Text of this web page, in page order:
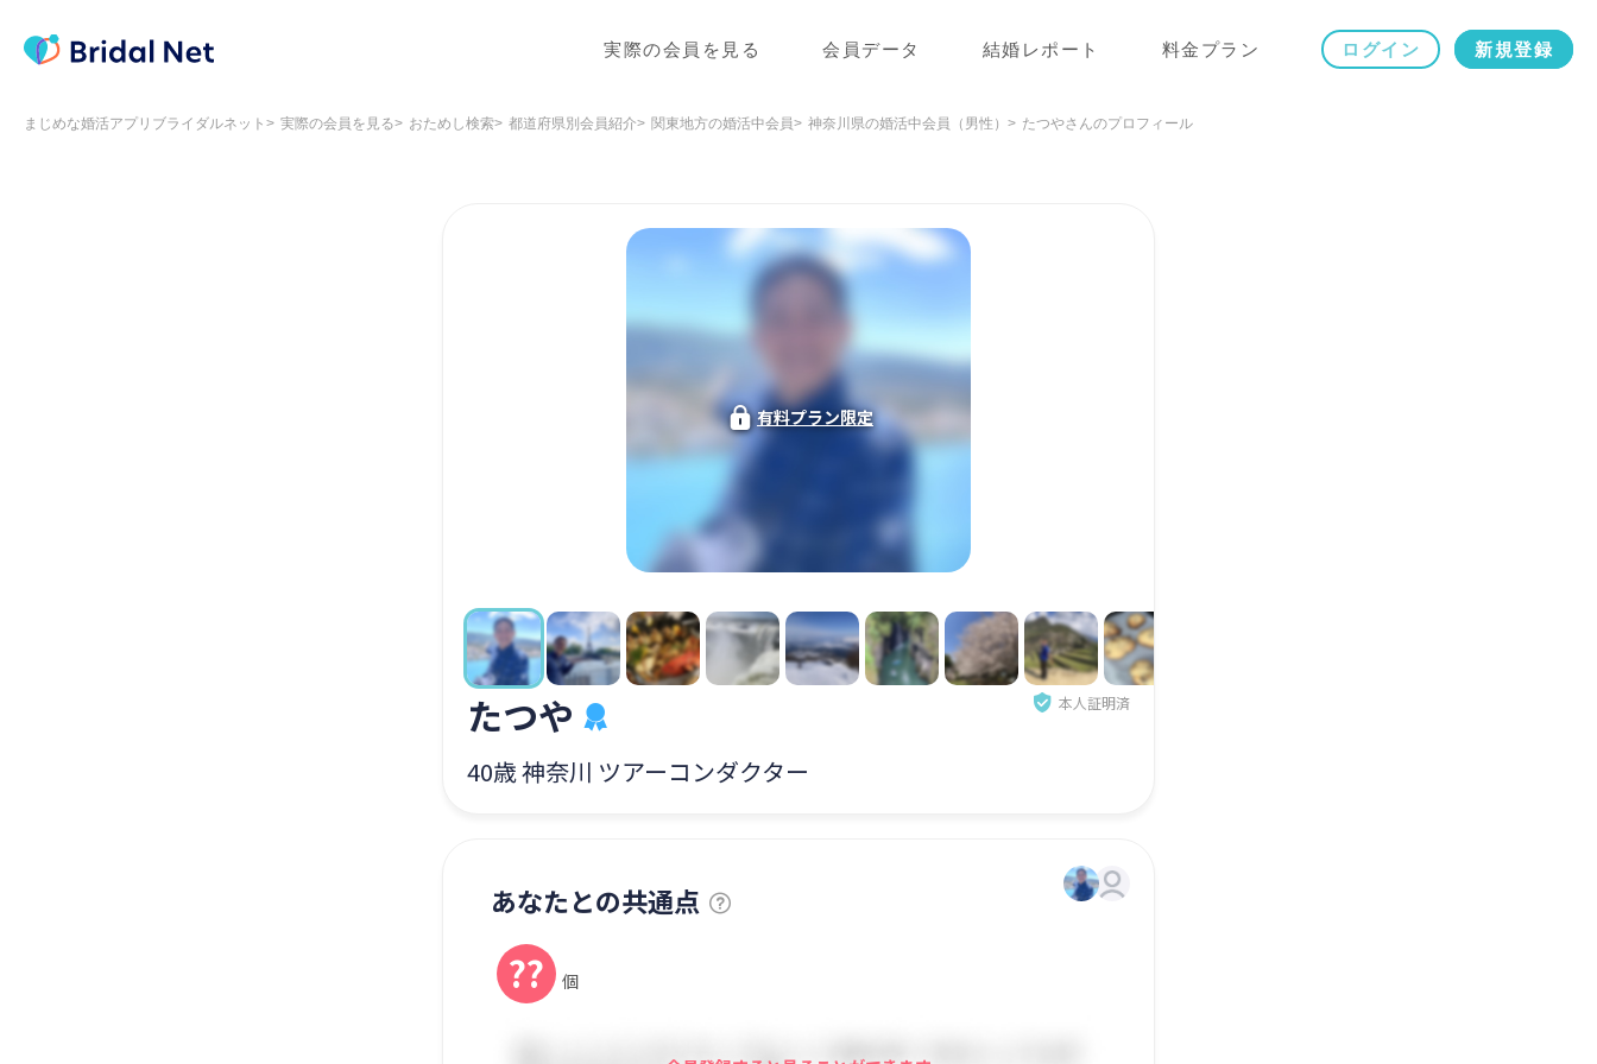
実際の会員を見る 会員データ 結婚レポート 料金プラン ログイン 新規登録
まじめな婚活アプリブライダルネット 実際の会員を見る おためし検索 都道府県別会員紹介 関東地方の婚活中会員 神奈川県の婚活中会員（男性） たつやさんのプロフィール
有料プラン限定
たつや 本人証明済
40歳 神奈川 ツアーコンダクター
あなたとの共通点
?? 個